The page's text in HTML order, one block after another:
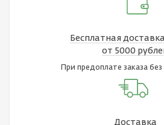
Бесплатная
от 5000
При предоплате заказа без
Доставка